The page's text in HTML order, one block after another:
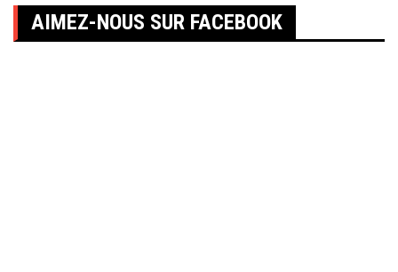
AIMEZ-NOUS SUR FACEBOOK